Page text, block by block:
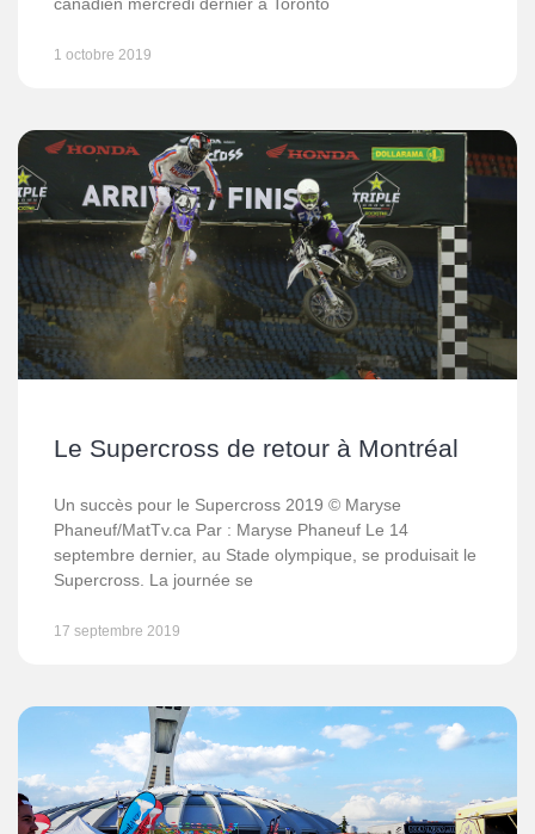
1 octobre 2019
Le Supercross de retour à Montréal
Un succès pour le Supercross 2019 © Maryse
Phaneuf/MatTv.ca Par : Maryse Phaneuf Le 14
septembre dernier, au Stade olympique, se produisait le
Supercross. La journée se
17 septembre 2019